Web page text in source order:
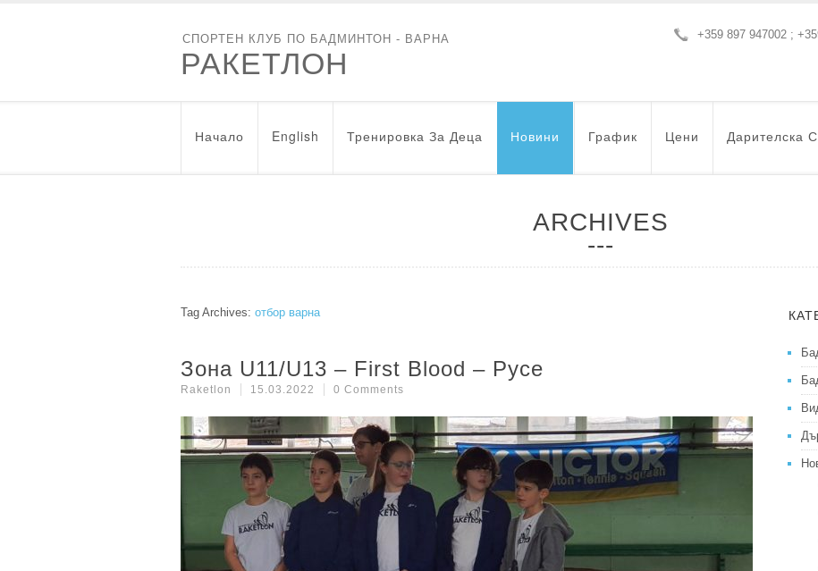
СПОРТЕН КЛУБ ПО БАДМИНТОН - ВАРНА
РАКЕТЛОН
+359 897 947002 ;
Начало English Тренировка За Деца Новини График Цени Дарителска
ARCHIVES
Tag Archives: отбор варна
Зона U11/U13 – First Blood – Русе
Raketlon 15.03.2022 0 Comments